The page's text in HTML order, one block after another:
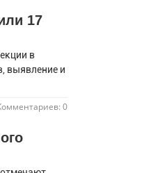
17
в
выявление и
0